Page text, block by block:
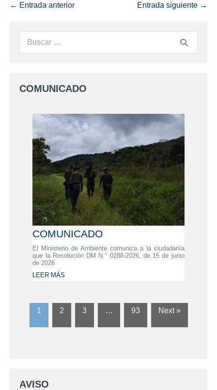
← Entrada anterior Entrada siguiente →
COMUNICADO
COMUNICADO
El Ministerio de Ambiente comunica a la ciudadanía
que la Resolución DM N.° 0288-2026, de 15 de junio
de 2026
LEER MÁS
1 2 3 … 93 Next »
AVISO